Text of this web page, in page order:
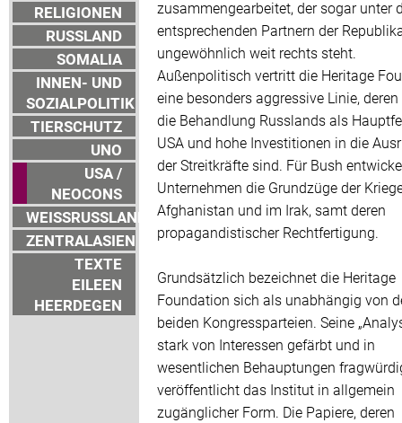
RELIGIONEN
RUSSLAND
SOMALIA
INNEN- UND
SOZIALPOLITIK
TIERSCHUTZ
UNO
USA /
NEOCONS
WEISSRUSSLAND
ZENTRALASIEN
TEXTE
EILEEN
HEERDEGEN
zusammengearbeitet, der sogar unter
entsprechenden Partnern der
ungewöhnlich weit rechts steht.
Außenpolitisch vertritt die Heritage
eine besonders aggressive Linie,
die Behandlung Russlands als
USA und hohe Investitionen in die
der Streitkräfte sind. Für Bush
Unternehmen die Grundzüge der
Afghanistan und im Irak, samt deren
propagandistischer Rechtfertigung.
Grundsätzlich bezeichnet die Heritage
Foundation sich als unabhängig von
beiden Kongressparteien. Seine
stark von Interessen gefärbt und in
wesentlichen Behauptungen
veröffentlicht das Institut in allgemein
zugänglicher Form. Die Papiere, deren